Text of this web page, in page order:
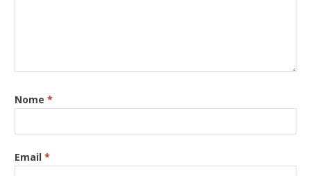
Nome*
Email*